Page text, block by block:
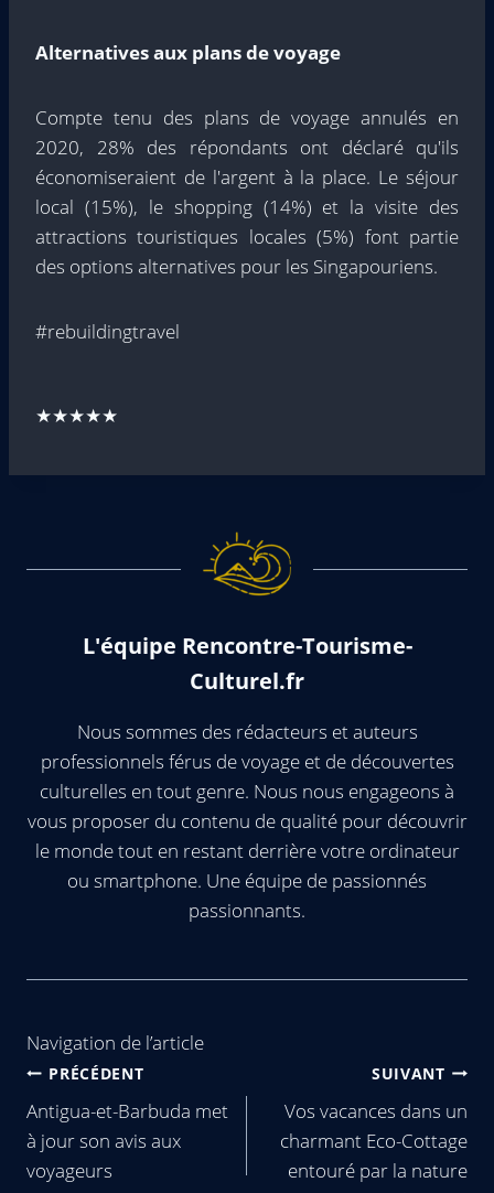
Alternatives aux plans de voyage
Compte tenu des plans de voyage annulés en
2020, 28% des répondants ont déclaré qu'ils
économiseraient de l'argent à la place. Le séjour
local (15%), le shopping (14%) et la visite des
attractions touristiques locales (5%) font partie
des options alternatives pour les Singapouriens.
#rebuildingtravel
★★★★★
L'équipe Rencontre-Tourisme-
Culturel.fr
Nous sommes des rédacteurs et auteurs
professionnels férus de voyage et de découvertes
culturelles en tout genre. Nous nous engageons à
vous proposer du contenu de qualité pour découvrir
le monde tout en restant derrière votre ordinateur
ou smartphone. Une équipe de passionnés
passionnants.
Navigation de l’article
PRÉCÉDENT
Antigua-et-Barbuda met
à jour son avis aux
voyageurs
SUIVANT
Vos vacances dans un
charmant Eco-Cottage
entouré par la nature